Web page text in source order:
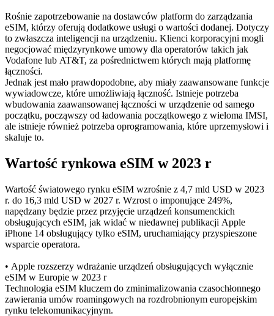
Rośnie zapotrzebowanie na dostawców platform do zarządzania
eSIM, którzy oferują dodatkowe usługi o wartości dodanej. Dotyczy
to zwłaszcza inteligencji na urządzeniu. Klienci korporacyjni mogli
negocjować międzyrynkowe umowy dla operatorów takich jak
Vodafone lub AT&T, za pośrednictwem których mają platformę
łączności.
Jednak jest mało prawdopodobne, aby miały zaawansowane funkcje
wywiadowcze, które umożliwiają łączność. Istnieje potrzeba
wbudowania zaawansowanej łączności w urządzenie od samego
początku, począwszy od ładowania początkowego z wieloma IMSI,
ale istnieje również potrzeba oprogramowania, które uprzemysłowi i
skaluje to.
Wartość rynkowa eSIM w 2023 r
Wartość światowego rynku eSIM wzrośnie z 4,7 mld USD w 2023
r. do 16,3 mld USD w 2027 r. Wzrost o imponujące 249%,
napędzany będzie przez przyjęcie urządzeń konsumenckich
obsługujących eSIM, jak widać w niedawnej publikacji Apple
iPhone 14 obsługujący tylko eSIM, uruchamiający przyspieszone
wsparcie operatora.
• Apple rozszerzy wdrażanie urządzeń obsługujących wyłącznie
eSIM w Europie w 2023 r
Technologia eSIM kluczem do zminimalizowania czasochłonnego
zawierania umów roamingowych na rozdrobnionym europejskim
rynku telekomunikacyjnym.